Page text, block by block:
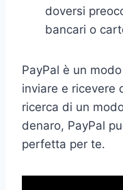
doversi
bancari o
PayPal è un
inviare e ricevere
ricerca di un
denaro, PayPal
perfetta per te.